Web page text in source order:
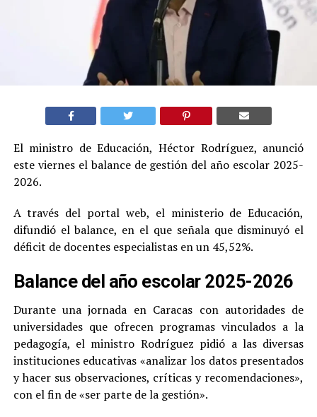
El ministro de Educación, Héctor Rodríguez, anunció
este viernes el balance de gestión del año escolar 2025-
2026.
A través del portal web, el ministerio de Educación,
difundió el balance, en el que señala que disminuyó el
déficit de docentes especialistas en un 45,52%.
Balance del año escolar 2025-2026
Durante una jornada en Caracas con autoridades de
universidades que ofrecen programas vinculados a la
pedagogía, el ministro Rodríguez pidió a las diversas
instituciones educativas «analizar los datos presentados
y hacer sus observaciones, críticas y recomendaciones»,
con el fin de «ser parte de la gestión».